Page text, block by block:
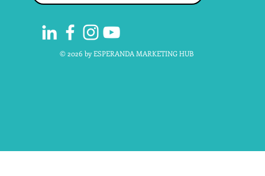
© 2026 by ESPERANDA MARKETING HUB